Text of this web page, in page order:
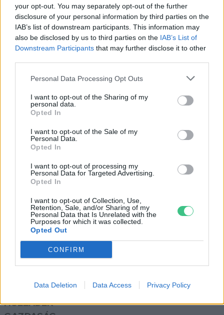
your opt-out. You may separately opt-out of the further
disclosure of your personal information by third parties on the
IAB’s list of downstream participants. This information may
also be disclosed by us to third parties on the IAB’s List of
Downstream Participants that may further disclose it to other
Personal Data Processing Opt Outs
I want to opt-out of the Sharing of my
personal data.
Opted In
I want to opt-out of the Sale of my
Personal Data.
Opted In
I want to opt-out of processing my
Personal Data for Targeted Advertising.
Opted In
I want to opt-out of Collection, Use,
Retention, Sale, and/or Sharing of my
Personal Data that Is Unrelated with the
Purposes for which it was collected.
Opted Out
CONFIRM
Data Deletion Data Access Privacy Policy
Újra kitört az Etna – Látványos
vulkáni működés és repülőtéri
káosz Szicíliában
Greendex Szemle 2 perc
Ismét kitört az Etna
Greendex Szemle
Greendex Szemle
Rovatok
OTTHONUNK
HULLADÉK